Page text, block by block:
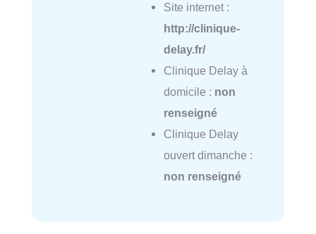
Site internet :
http://clinique-
delay.fr/
Clinique Delay à
domicile : non
renseigné
Clinique Delay
ouvert dimanche :
non renseigné